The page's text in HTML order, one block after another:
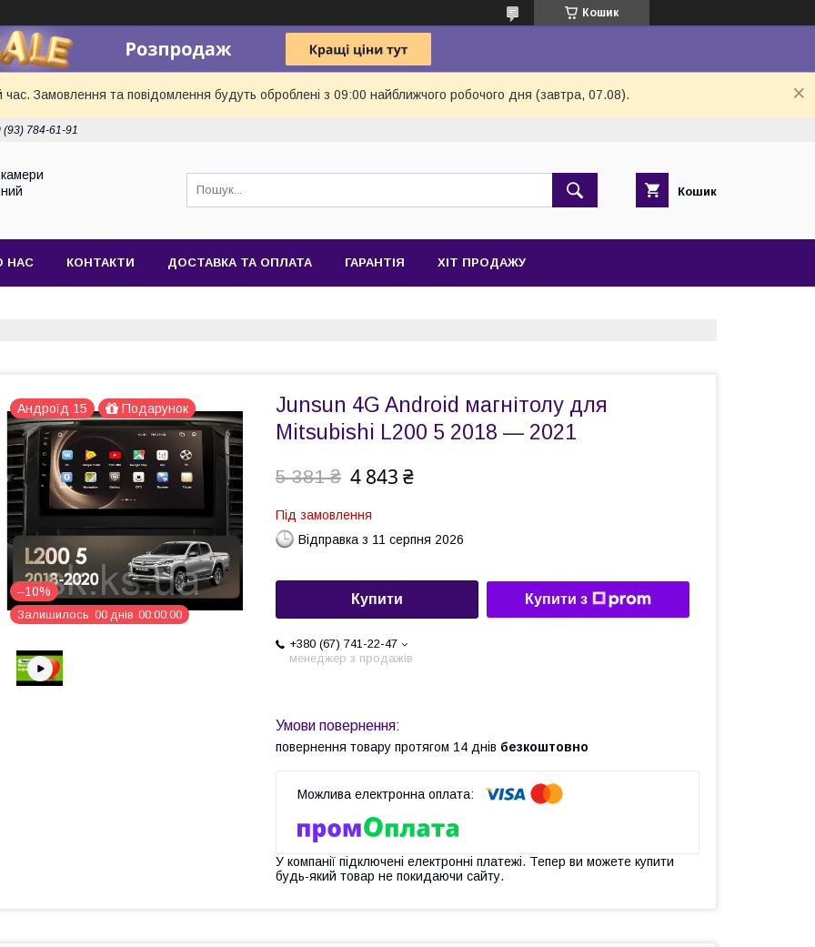
Кошик
час. Замовлення та повідомлення будуть оброблені з 09:00 найближчого робочого дня (завтра, 07.08).
(93) 784-61-91
Кошик
НАС КОНТАКТИ ДОСТАВКА ТА ОПЛАТА ГАРАНТІЯ ХІТ ПРОДАЖУ
Андроїд 15 Подарунок
–10%
Залишилось 00 днів 00 00 00
Junsun 4G Android магнітолу для
Mitsubishi L200 5 2018 — 2021
5 381 ₴ 4 843 ₴
Під замовлення
Відправка з 11 серпня 2026
Купити Купити з
+380 (67) 741-22-47
менеджер з продажів
повернення товару протягом 14 днів безкоштовно
У компанії підключені електронні платежі. Тепер ви можете купити
будь-який товар не покидаючи сайту.